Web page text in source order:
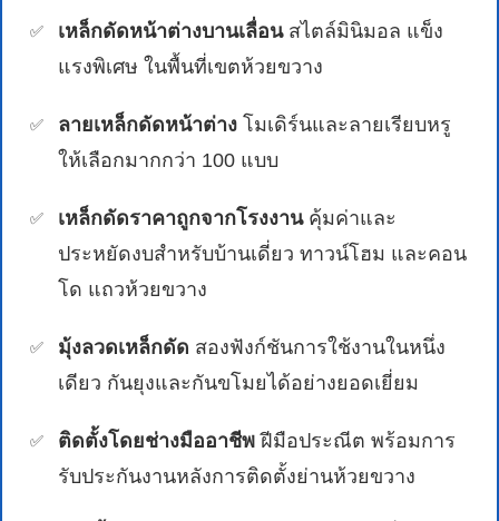
เหล็กดัดหน้าต่างบานเลื่อนสไตล์มินิมอล แข็ง
แรงพิเศษ ในพื้นที่เขตห้วยขวาง
ลายเหล็กดัดหน้าต่าง โมเดิร์นและลายเรียบหรู
ให้เลือกมากกว่า 100 แบบ
เหล็กดัดราคาถูกจากโรงงานคุ้มค่าและ
ประหยัดงบสำหรับบ้านเดี่ยว ทาวน์โฮม และคอน
โด แถวห้วยขวาง
มุ้งลวดเหล็กดัด สองฟังก์ชันการใช้งานในหนึ่ง
เดียว กันยุงและกันขโมยได้อย่างยอดเยี่ยม
ติดตั้งโดยช่างมืออาชีพ ฝีมือประณีต พร้อมการ
รับประกันงานหลังการติดตั้งย่านห้วยขวาง